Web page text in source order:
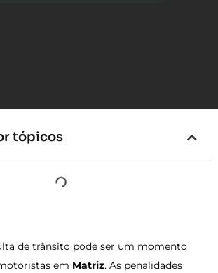
tópicos
de trânsito pode ser um momento
em Matriz. As penalidades